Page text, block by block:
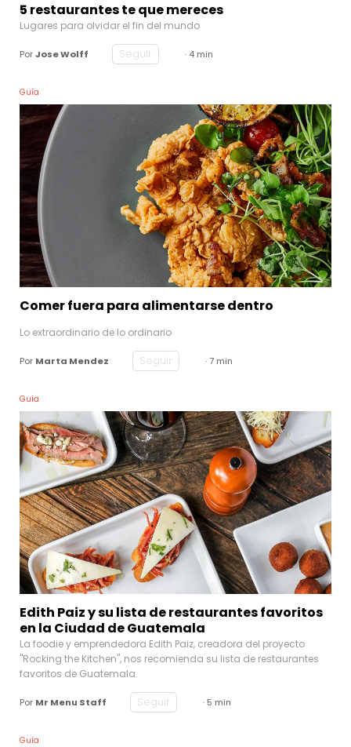
5 restaurantes te que mereces
Lugares para olvidar el fin del mundo
PorJose Wolff Seguir · 4 min
Guía
Comer fuera para alimentarse dentro
Lo extraordinario de lo ordinario
Por Marta Mendez Seguir · 7 min
Guía
Edith Paiz y su lista de restaurantes favoritos
en la Ciudad de Guatemala
La foodie y emprendedora Edith Paiz, creadora del proyecto
"Rocking the Kitchen", nos recomienda su lista de restaurantes
favoritos de Guatemala.
Por Mr Menu Staff Seguir · 5 min
Guía